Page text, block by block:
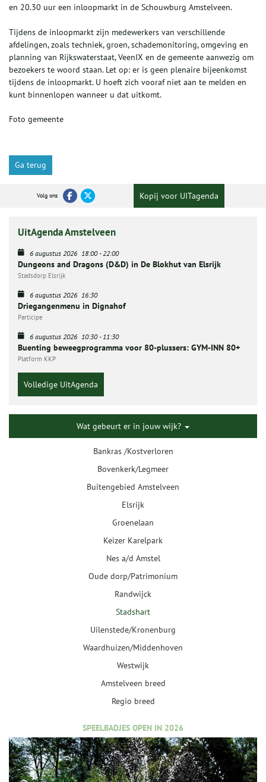
en 20.30 uur een inloopmarkt in de Schouwburg Amstelveen.
Tijdens de inloopmarkt zijn medewerkers van verschillende
afdelingen, zoals techniek, groen, schademonitoring, omgeving en
planning van Rijkswaterstaat, VeenIX en de gemeente aanwezig om
bezoekers te woord staan. Let op: er is geen plenaire bijeenkomst
tijdens de inloopmarkt. U hoeft zich vooraf niet aan te melden en
kunt binnenlopen wanneer u dat uitkomt.
Foto gemeente
Ga terug
Volg ons Kopij voor UITagenda
UitAgenda Amstelveen
6 augustus 2026 18:00-22:00
Dungeons and Dragons (D&D) in De Blokhut van Elsrijk
Stadsdorp Elsrijk
6 augustus 2026 16:30
Driegangenmenu in Dignahof
Participe
6 augustus 2026 10:30-11:30
Buenting beweegprogramma voor 80-plussers: GYM-INN 80+
Platform KKP
Volledige UitAgenda
Wat gebeurt er in jouw wijk?
Bankras /Kostverloren
Bovenkerk/Legmeer
Buitengebied Amstelveen
Elsrijk
Groenelaan
Keizer Karelpark
Nes a/d Amstel
Oude dorp/Patrimonium
Randwijck
Stadshart
Uilenstede/Kronenburg
Waardhuizen/Middenhoven
Westwijk
Amstelveen breed
Regio breed
SPEELBADJES OPEN IN 2026